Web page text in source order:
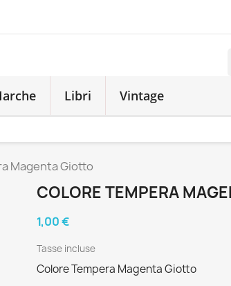
Libri Vintage
Magenta Giotto
COLORE TEMPERA
1,00 €
Tasse incluse
Colore Tempera Magenta Giotto